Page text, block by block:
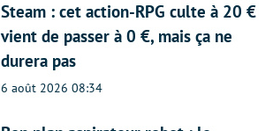
Steam : cet action-RPG culte à 20 €
vient de passer à 0 €, mais ça ne
durera pas
6 août 2026 08:34